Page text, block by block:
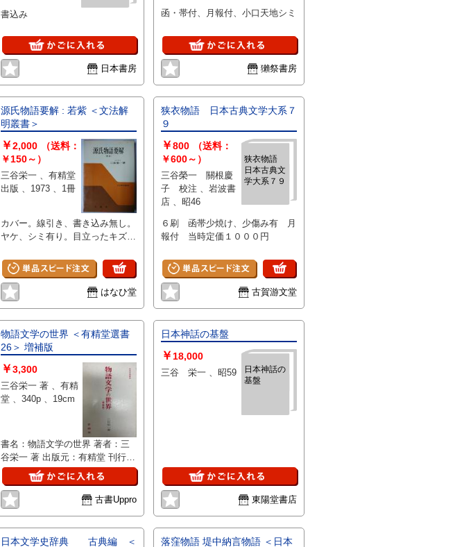
論集 ＜笠間
書込み
日本書房
函・帯付、月報付、小口天地シミ
獺祭書房
源氏物語要解 : 若紫 ＜文法解
明叢書＞
￥2,000
（送料：
￥150～）
三谷栄一 、有精堂
出版 、1973 、1冊
カバー。線引き、書き込み無し。
ヤケ、シミ有り。目立ったキズは
はなひ堂
狭衣物語 日本古典文学大系７
９
狭衣物語
日本古典文
学大系７９
￥800
（送料：
￥600～）
三谷榮一 關根慶
子 校注 、岩波書
店 、昭46
６刷 函帯少焼け、少傷み有 月
報付 当時定価１０００円
古賀游文堂
物語文学の世界 ＜有精堂選書
26＞ 増補版
￥3,300
三谷栄一 著 、有精
堂 、340p 、19cm
書名：物語文学の世界 著者：三
谷栄一 著 出版元：有精堂 刊行
年： 版表示：増補版 説明：三谷
栄一の著書『物語文学の世界』増
補版は、有精堂から出版されたも
ので、物語文学に関する多角的な
の構造や表現についての考察を軸
古書Uppro
日本神話の基盤
日本神話の
基盤
￥ 18,000
三谷 栄一 、昭59
東陽堂書店
日本文学史辞典 古典編 ＜ 落窪物語 堤中納言物語 ＜日本